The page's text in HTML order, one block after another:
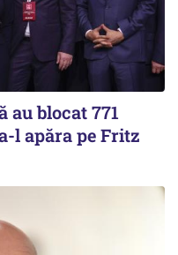
au blocat 771
l apăra pe Fritz